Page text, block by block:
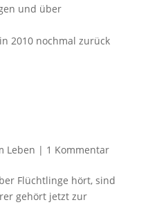
und über
2010 nochmal zurück
Leben | 1 Kommentar
Flüchtlinge hört, sind
gehört jetzt zur